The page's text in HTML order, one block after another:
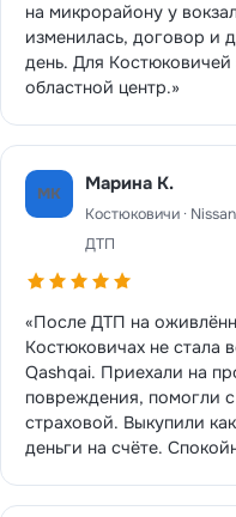
на микрорайону у
изменилась, договор и
день. Для
областной центр.»
МК Марина К.
Костюковичи ·
ДТП
«После ДТП на
Костюковичах не стала
Qashqai. Приехали на
повреждения, помогли
страховой. Выкупили
деньги на счёте.